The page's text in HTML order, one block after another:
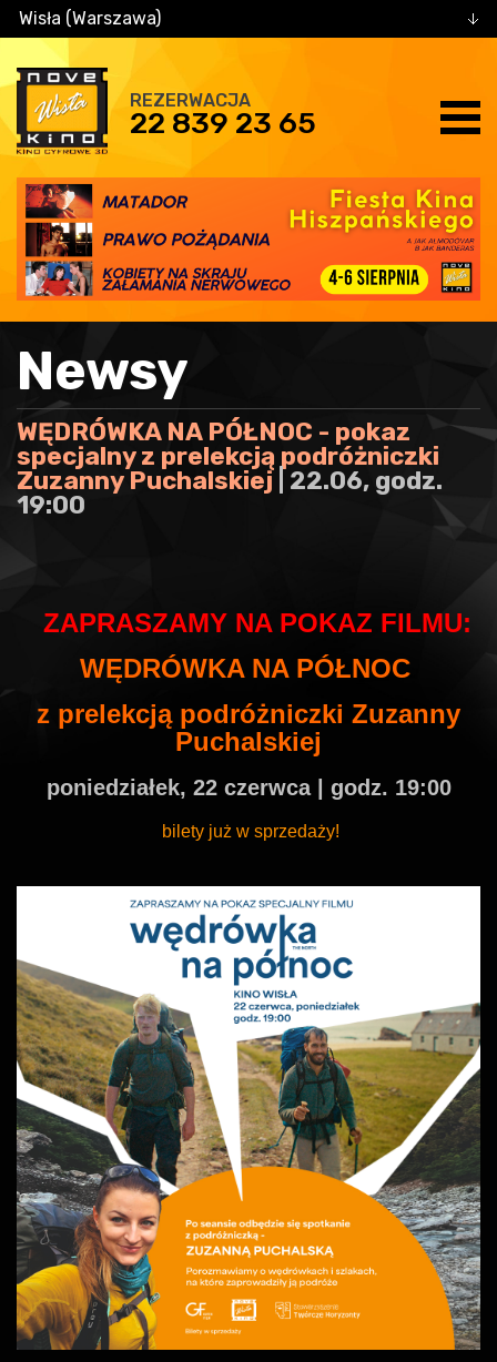
Wisła (Warszawa)
REZERWACJA
22 839 23 65
Newsy
WĘDRÓWKA NA PÓŁNOC - pokaz
specjalny z prelekcją podróżniczki
Zuzanny Puchalskiej | 22.06, godz.
19:00
ZAPRASZAMY NA POKAZ FILMU:
WĘDRÓWKA NA PÓŁNOC
z prelekcją podróżniczki Zuzanny
Puchalskiej
poniedziałek, 22 czerwca | godz. 19:00
bilety już w sprzedaży!